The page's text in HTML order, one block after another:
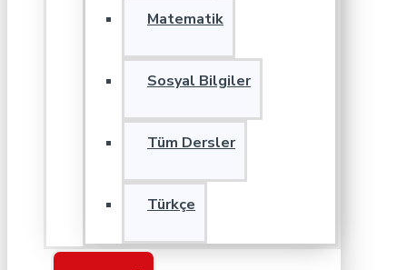
Matematik
Sosyal Bilgiler
Tüm Dersler
Türkçe